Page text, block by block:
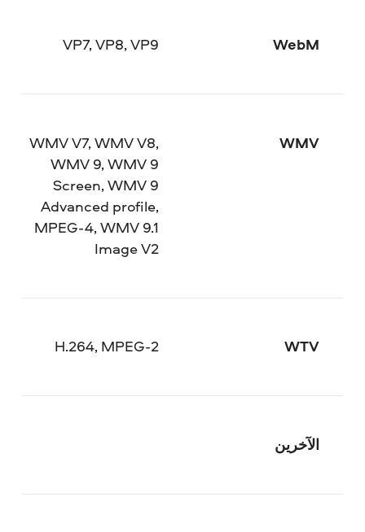
WebM
VP7, VP8, VP9
WMV
WMV V7, WMV V8,
WMV 9, WMV 9
Screen, WMV 9
Advanced profile,
MPEG-4, WMV 9.1
Image V2
WTV
H.264, MPEG-2
الآخرين